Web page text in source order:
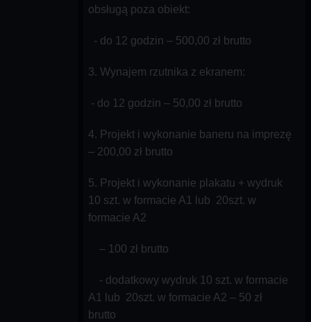
obsługą poza obiekt:
- do 12 godzin – 500,00 zł brutto
3. Wynajem rzutnika z ekranem:
- do 12 godzin – 50,00 zł brutto
4. Projekt i wykonanie baneru na imprezę
– 200,00 zł brutto
5. Projekt i wykonanie plakatu + wydruk
10 szt. w formacie A1 lub 20szt. w
formacie A2
– 100 zł brutto
- dodatkowy wydruk 10 szt. w formacie
A1 lub 20szt. w formacie A2 – 50 zł
brutto